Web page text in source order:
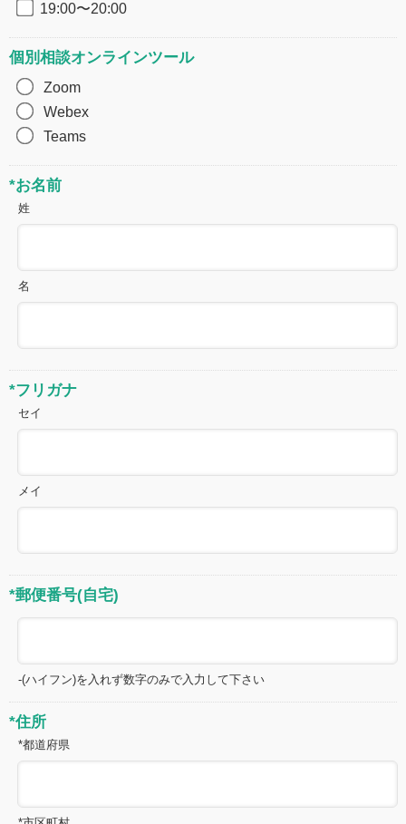
19:00〜20:00
個別相談オンラインツール
Zoom
Webex
Teams
*お名前
姓
名
*フリガナ
セイ
メイ
*郵便番号(自宅)
-(ハイフン)を入れず数字のみで入力して下さい
*住所
*都道府県